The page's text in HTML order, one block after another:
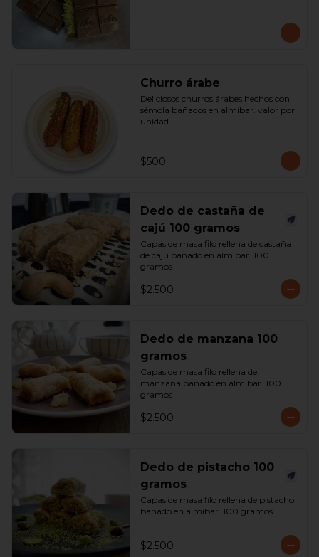
Churro árabe
Deliciosos churros árabes hechos con
sémola bañados en almíbar. valor por
unidad
$500
Dedo de castaña de
cajú 100 gramos
Capas de masa filo rellena de castaña
de cajú bañado en almíbar. 100
gramos
$2.500
Dedo de manzana 100
gramos
Capas de masa filo rellena de
manzana bañado en almíbar. 100
gramos
$2.500
Dedo de pistacho 100
gramos
Capas de masa filo rellena de pistacho
bañado en almíbar. 100 gramos
$2.500